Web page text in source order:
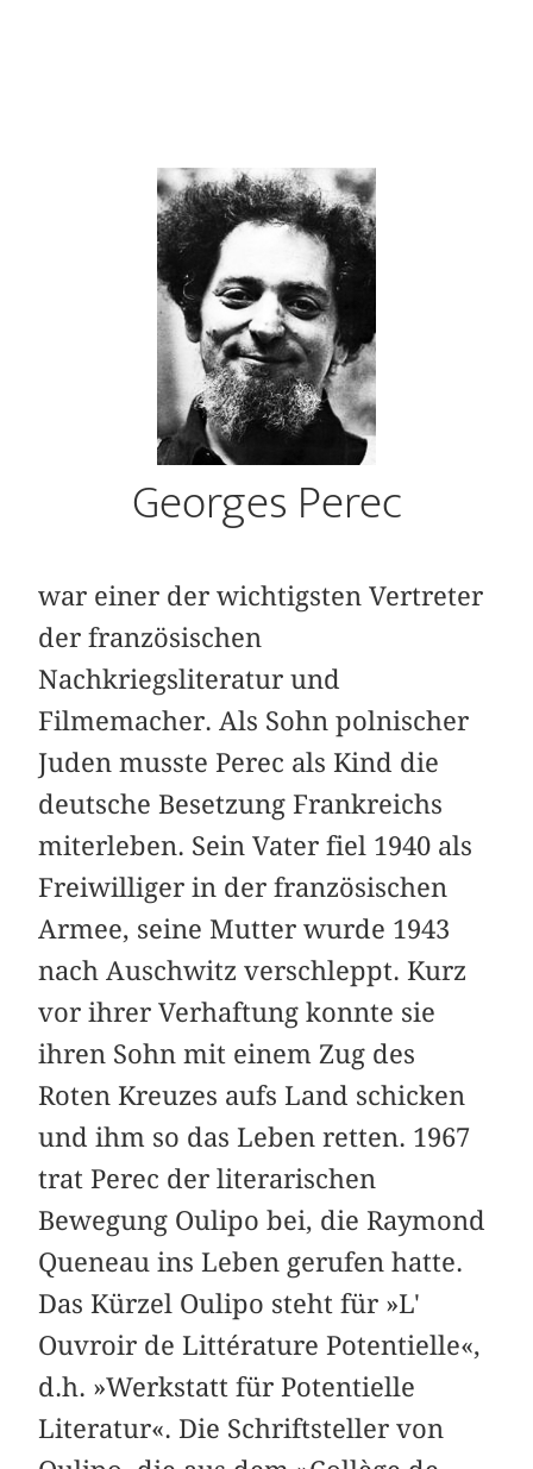
Georges Perec
war einer der wichtigsten Vertreter
der französischen
Nachkriegsliteratur und
Filmemacher. Als Sohn polnischer
Juden musste Perec als Kind die
deutsche Besetzung Frankreichs
miterleben. Sein Vater fiel 1940 als
Freiwilliger in der französischen
Armee, seine Mutter wurde 1943
nach Auschwitz verschleppt. Kurz
vor ihrer Verhaftung konnte sie
ihren Sohn mit einem Zug des
Roten Kreuzes aufs Land schicken
und ihm so das Leben retten. 1967
trat Perec der literarischen
Bewegung Oulipo bei, die Raymond
Queneau ins Leben gerufen hatte.
Das Kürzel Oulipo steht für »L'
Ouvroir de Littérature Potentielle«,
d.h. »Werkstatt für Potentielle
Literatur«. Die Schriftsteller von